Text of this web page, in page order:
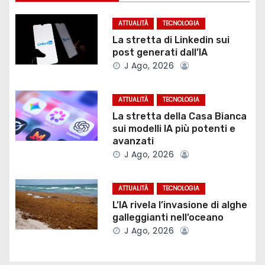
a
i
o
n
e
r
t
ATTUALITÀ TECNOLOGIA
La stretta di Linkedin sui
post generati dall’IA
J Ago, 2026
ATTUALITÀ TECNOLOGIA
La stretta della Casa Bianca
sui modelli IA più potenti e
avanzati
J Ago, 2026
ATTUALITÀ TECNOLOGIA
L’IA rivela l’invasione di alghe
galleggianti nell’oceano
J Ago, 2026